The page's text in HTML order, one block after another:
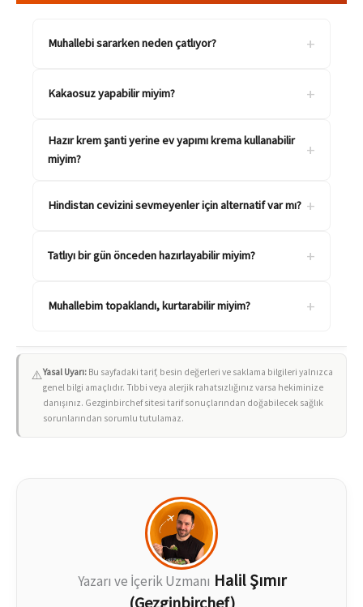
Muhallebi sararken neden çatlıyor? +
Kakaosuz yapabilir miyim? +
Hazır krem şanti yerine ev yapımı krema kullanabilir
miyim?
+
Hindistan cevizini sevmeyenler için alternatif var mı? +
Tatlıyı bir gün önceden hazırlayabilir miyim? +
Muhallebim topaklandı, kurtarabilir miyim? +
⚠️Yasal Uyarı: Bu sayfadaki tarif, besin değerleri ve saklama bilgileri yalnızca
genel bilgi amaçlıdır. Tıbbi veya alerjik rahatsızlığınız varsa hekiminize
danışınız. Gezginbirchef sitesi tarif sonuçlarından doğabilecek sağlık
sorunlarından sorumlu tutulamaz.
Yazarı ve İçerik Uzmanı Halil Şımır
(Gezginbirchef)